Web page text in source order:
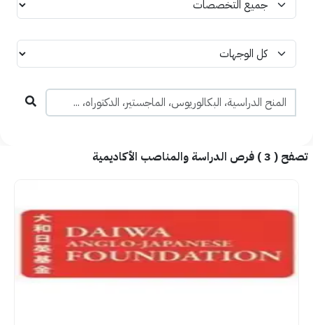
تصفح ( 3) فرص الدراسة والمناصب الأكاديمية